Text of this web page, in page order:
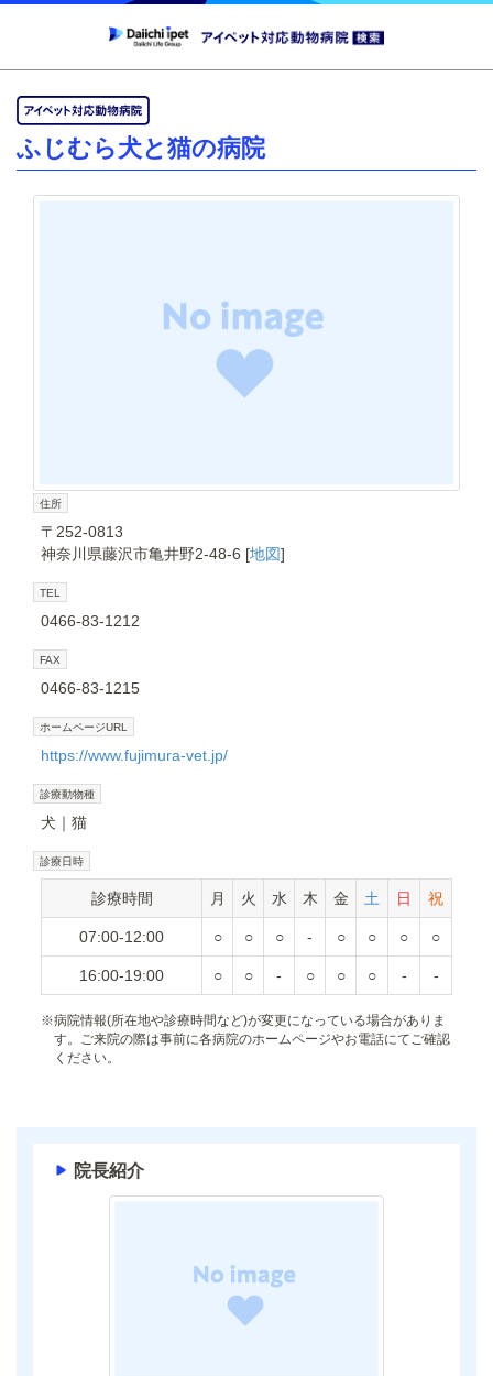
ふじむら犬と猫の病院
住所
〒252-0813
神奈川県藤沢市亀井野2-48-6 [地図]
TEL
0466-83-1212
FAX
0466-83-1215
ホームページURL
https://www.fujimura-vet.jp/
診療動物種
犬 猫
診療日時
診療時間 月 火 水 木 金 土 日 祝
07:00-12:00 ○ ○ ○ - ○ ○ ○ ○
16:00-19:00 ○ ○ - ○ ○ ○ - -
※病院情報(所在地や診療時間など)が変更になっている場合がありま
す。ご来院の際は事前に各病院のホームページやお電話にてご確認
ください。
院長紹介